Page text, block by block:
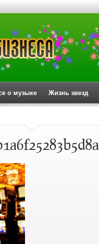
о музыке Жизнь звезд